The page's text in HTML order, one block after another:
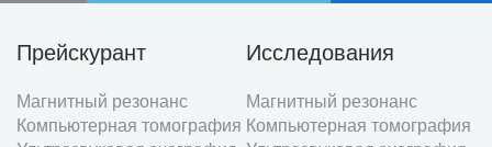
Footer
menu
Прейскурант
Магнитный резонанс
Компьютерная томография
Исследования
Магнитный резонанс
Компьютерная томография